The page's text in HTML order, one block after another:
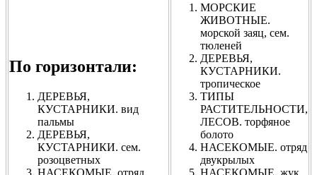
По горизонтали:
ДЕРЕВЬЯ,
КУСТАРНИКИ. вид
пальмы
ДЕРЕВЬЯ,
КУСТАРНИКИ. сем.
розоцветных
НАСЕКОМЫЕ. отряд
МОРСКИЕ
ЖИВОТНЫЕ.
морской заяц, сем.
тюленей
ДЕРЕВЬЯ,
КУСТАРНИКИ.
тропическое
ТИПЫ
РАСТИТЕЛЬНОСТИ,
ЛЕСОВ. торфяное
болото
НАСЕКОМЫЕ. отряд
двукрылых
НАСЕКОМЫЕ. жук